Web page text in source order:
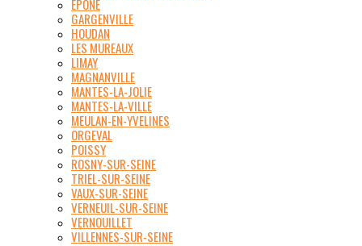
ÉPÔNE
GARGENVILLE
HOUDAN
LES MUREAUX
LIMAY
MAGNANVILLE
MANTES-LA-JOLIE
MANTES-LA-VILLE
MEULAN-EN-YVELINES
ORGEVAL
POISSY
ROSNY-SUR-SEINE
TRIEL-SUR-SEINE
VAUX-SUR-SEINE
VERNEUIL-SUR-SEINE
VERNOUILLET
VILLENNES-SUR-SEINE